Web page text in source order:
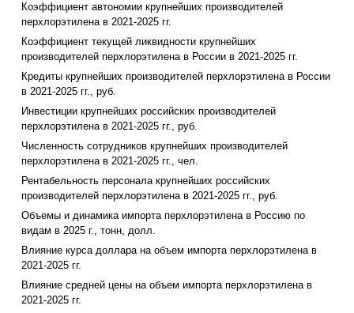
Коэффициент автономии крупнейших производителей
перхлорэтилена в 2021-2025 гг.
Коэффициент текущей ликвидности крупнейших
производителей перхлорэтилена в России в 2021-2025 гг.
Кредиты крупнейших производителей перхлорэтилена в России
в 2021-2025 гг., руб.
Инвестиции крупнейших российских производителей
перхлорэтилена в 2021-2025 гг., руб.
Численность сотрудников крупнейших производителей
перхлорэтилена в 2021-2025 гг., чел.
Рентабельность персонала крупнейших российских
производителей перхлорэтилена в 2021-2025 гг., руб.
Объемы и динамика импорта перхлорэтилена в Россию по
видам в 2025 г., тонн, долл.
Влияние курса доллара на объем импорта перхлорэтилена в
2021-2025 гг.
Влияние средней цены на объем импорта перхлорэтилена в
2021-2025 гг.